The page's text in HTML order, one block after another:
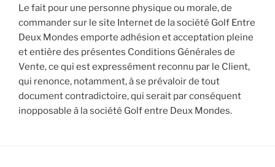
Le fait pour une personne physique ou morale, de
commander sur le site Internet de la société Golf Entre
Deux Mondes emporte adhésion et acceptation pleine
et entière des présentes Conditions Générales de
Vente, ce qui est expressément reconnu par le Client,
qui renonce, notamment, à se prévaloir de tout
document contradictoire, qui serait par conséquent
inopposable à la société Golf entre Deux Mondes.